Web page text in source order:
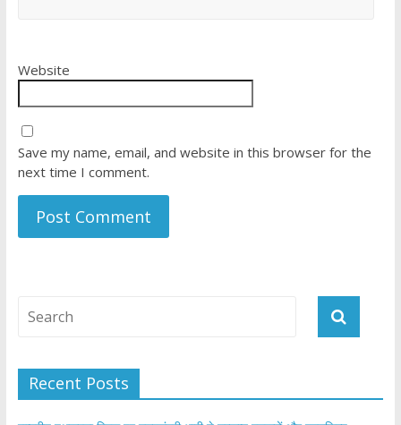
Website
Save my name, email, and website in this browser for the
next time I comment.
Recent Posts